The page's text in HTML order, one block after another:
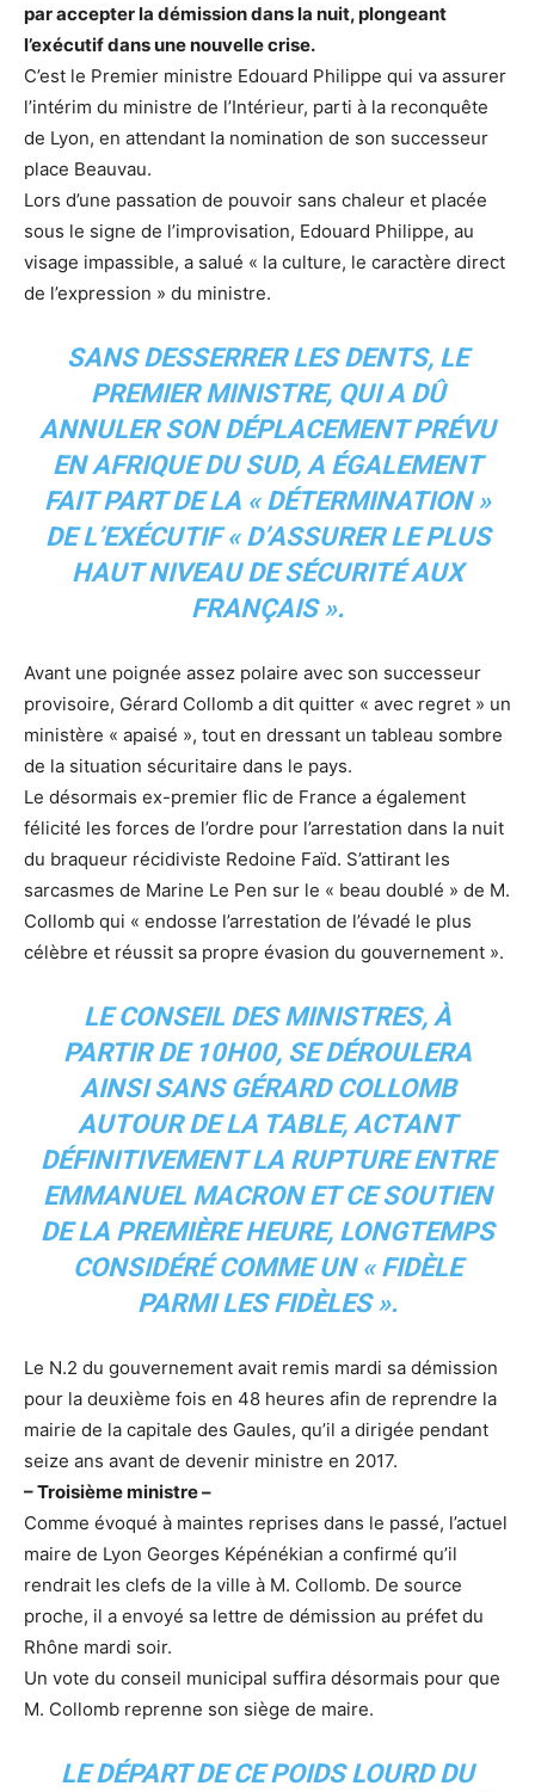
par accepter la démission dans la nuit, plongeant
l’exécutif dans une nouvelle crise.
C’est le Premier ministre Edouard Philippe qui va assurer
l’intérim du ministre de l’Intérieur, parti à la reconquête
de Lyon, en attendant la nomination de son successeur
place Beauvau.
Lors d’une passation de pouvoir sans chaleur et placée
sous le signe de l’improvisation, Edouard Philippe, au
visage impassible, a salué « la culture, le caractère direct
de l’expression » du ministre.
SANS DESSERRER LES DENTS, LE
PREMIER MINISTRE, QUI A DÛ
ANNULER SON DÉPLACEMENT PRÉVU
EN AFRIQUE DU SUD, A ÉGALEMENT
FAIT PART DE LA « DÉTERMINATION »
DE L’EXÉCUTIF « D’ASSURER LE PLUS
HAUT NIVEAU DE SÉCURITÉ AUX
FRANÇAIS ».
Avant une poignée assez polaire avec son successeur
provisoire, Gérard Collomb a dit quitter « avec regret » un
ministère « apaisé », tout en dressant un tableau sombre
de la situation sécuritaire dans le pays.
Le désormais ex-premier flic de France a également
félicité les forces de l’ordre pour l’arrestation dans la nuit
du braqueur récidiviste Redoine Faïd. S’attirant les
sarcasmes de Marine Le Pen sur le « beau doublé » de M.
Collomb qui « endosse l’arrestation de l’évadé le plus
célèbre et réussit sa propre évasion du gouvernement ».
LE CONSEIL DES MINISTRES, À
PARTIR DE 10H00, SE DÉROULERA
AINSI SANS GÉRARD COLLOMB
AUTOUR DE LA TABLE, ACTANT
DÉFINITIVEMENT LA RUPTURE ENTRE
EMMANUEL MACRON ET CE SOUTIEN
DE LA PREMIÈRE HEURE, LONGTEMPS
CONSIDÉRÉ COMME UN « FIDÈLE
PARMI LES FIDÈLES ».
Le N.2 du gouvernement avait remis mardi sa démission
pour la deuxième fois en 48 heures afin de reprendre la
mairie de la capitale des Gaules, qu’il a dirigée pendant
seize ans avant de devenir ministre en 2017.
– Troisième ministre –
Comme évoqué à maintes reprises dans le passé, l’actuel
maire de Lyon Georges Képénékian a confirmé qu’il
rendrait les clefs de la ville à M. Collomb. De source
proche, il a envoyé sa lettre de démission au préfet du
Rhône mardi soir.
Un vote du conseil municipal suffira désormais pour que
M. Collomb reprenne son siège de maire.
LE DÉPART DE CE POIDS LOURD DU